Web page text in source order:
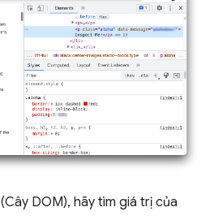
(Cây DOM), hãy tìm giá trị của